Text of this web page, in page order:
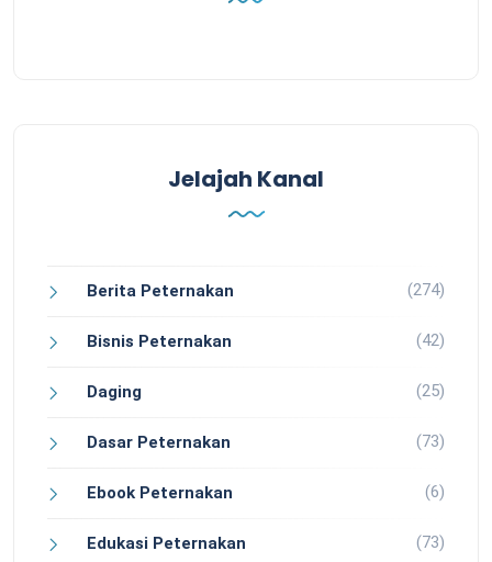
Jelajah Kanal
Berita Peternakan (274)
Bisnis Peternakan (42)
Daging (25)
Dasar Peternakan (73)
Ebook Peternakan (6)
Edukasi Peternakan (73)